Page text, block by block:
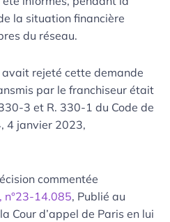
la situation financière
du réseau.
avait rejeté cette demande
par le franchiseur était
3 et R. 330-1 du Code de
4 janvier 2023,
commentée
n°23-14.085, Publié au
Cour d’appel de Paris en lui